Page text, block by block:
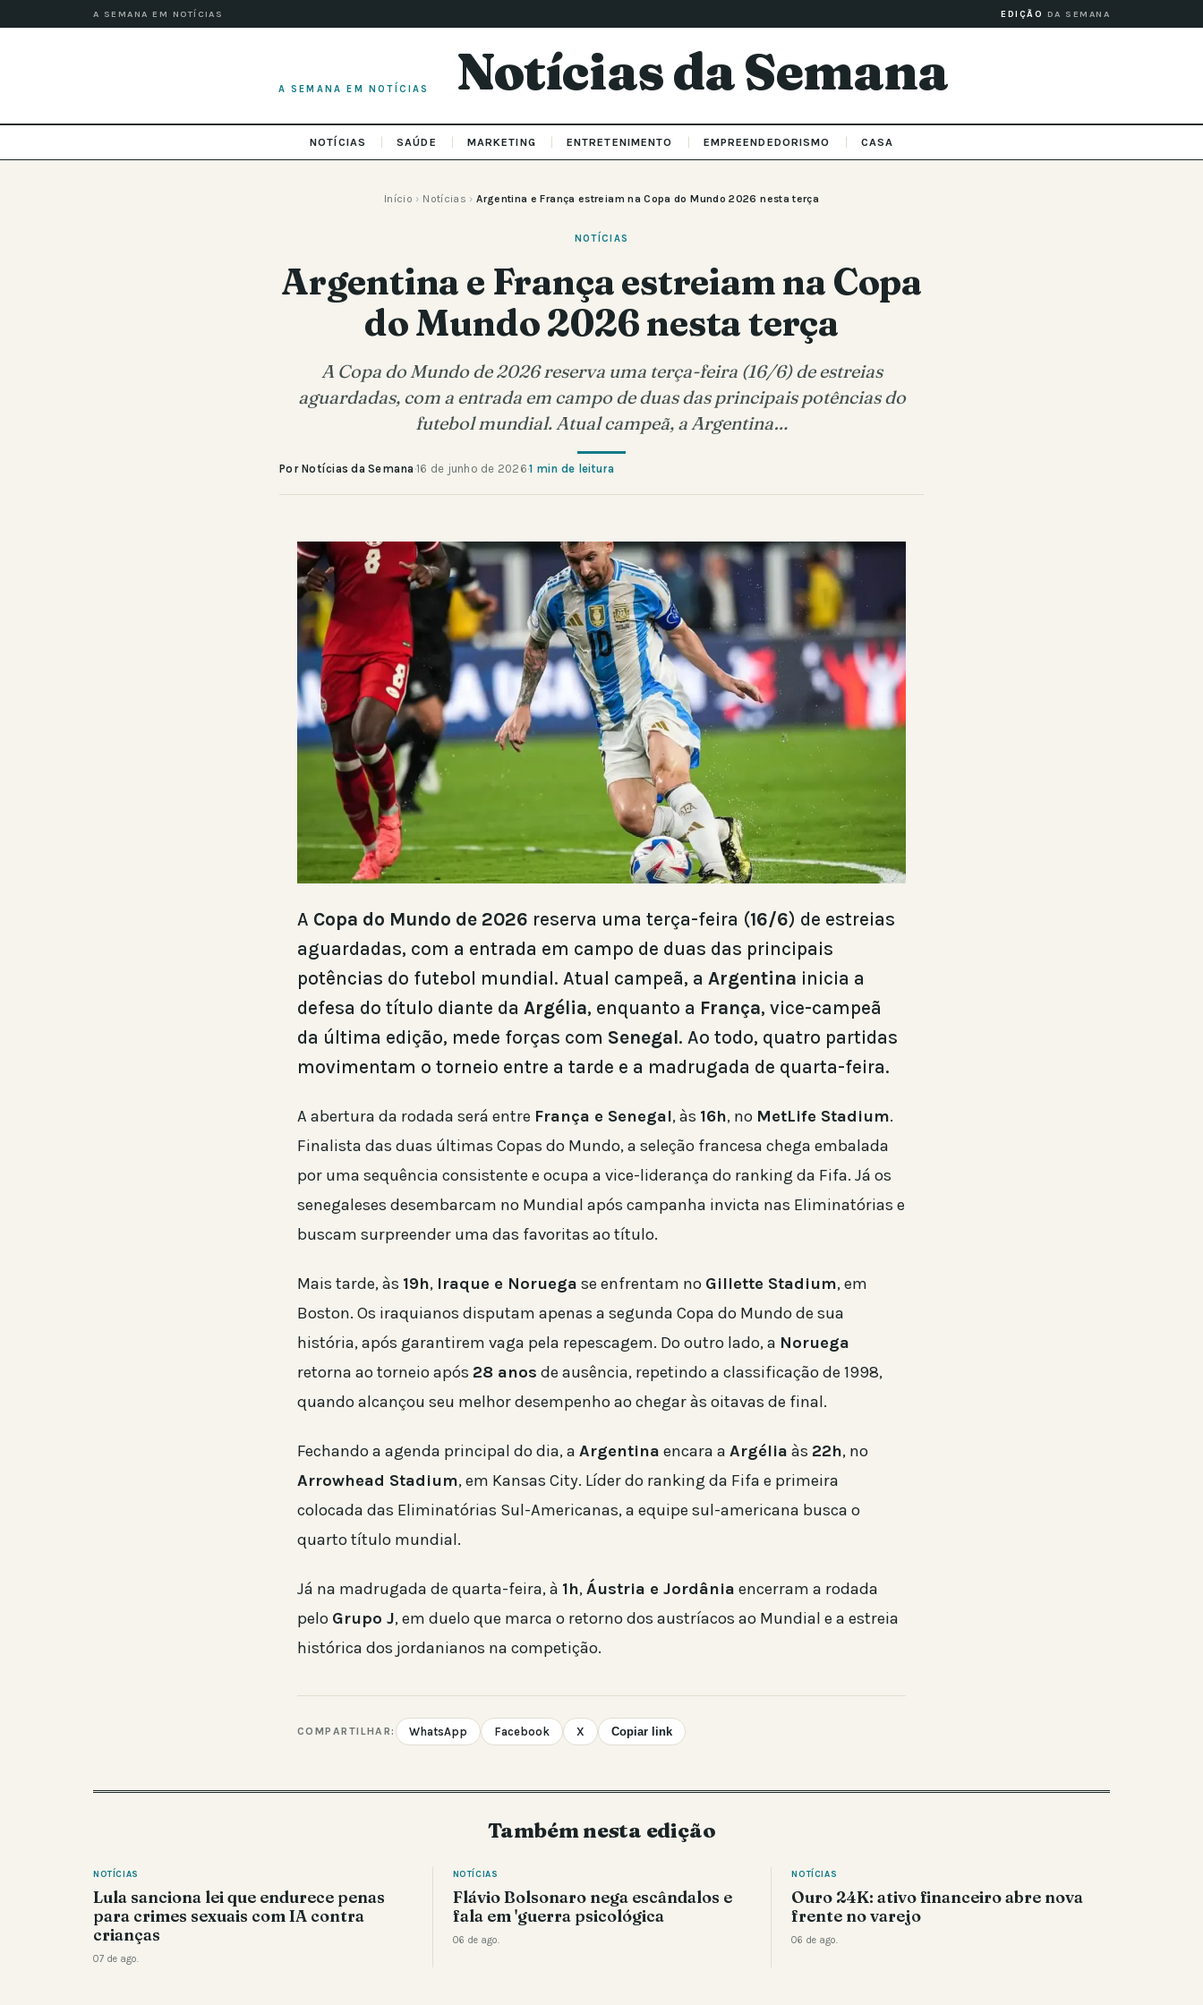
A SEMANA EM NOTÍCIAS EDIÇÃO DA SEMANA
A SEMANA EM NOTÍCIAS Notícias da Semana
NOTÍCIAS SAÚDE MARKETING ENTRETENIMENTO EMPREENDEDORISMO CASA
Início › Notícias › Argentina e França estreiam na Copa do Mundo 2026 nesta terça
NOTÍCIAS
Argentina e França estreiam na Copa
do Mundo 2026 nesta terça
A Copa do Mundo de 2026 reserva uma terça-feira (16/6) de estreias
aguardadas, com a entrada em campo de duas das principais potências do
futebol mundial. Atual campeã, a Argentina…
Por Notícias da Semana ·16 de junho de 2026·1 min de leitura
A Copa do Mundo de 2026 reserva uma terça-feira (16/6) de estreias
aguardadas, com a entrada em campo de duas das principais
potências do futebol mundial. Atual campeã, a Argentina inicia a
defesa do título diante da Argélia, enquanto a França, vice-campeã
da última edição, mede forças com Senegal. Ao todo, quatro partidas
movimentam o torneio entre a tarde e a madrugada de quarta-feira.
A abertura da rodada será entre França e Senegal, às 16h, no MetLife Stadium.
Finalista das duas últimas Copas do Mundo, a seleção francesa chega embalada
por uma sequência consistente e ocupa a vice-liderança do ranking da Fifa. Já os
senegaleses desembarcam no Mundial após campanha invicta nas Eliminatórias e
buscam surpreender uma das favoritas ao título.
Mais tarde, às 19h, Iraque e Noruega se enfrentam no Gillette Stadium, em
Boston. Os iraquianos disputam apenas a segunda Copa do Mundo de sua
história, após garantirem vaga pela repescagem. Do outro lado, a Noruega
retorna ao torneio após 28 anos de ausência, repetindo a classificação de 1998,
quando alcançou seu melhor desempenho ao chegar às oitavas de final.
Fechando a agenda principal do dia, a Argentina encara a Argélia às 22h, no
Arrowhead Stadium, em Kansas City. Líder do ranking da Fifa e primeira
colocada das Eliminatórias Sul-Americanas, a equipe sul-americana busca o
quarto título mundial.
Já na madrugada de quarta-feira, à 1h,Áustria e Jordânia encerram a rodada
pelo Grupo J, em duelo que marca o retorno dos austríacos ao Mundial e a estreia
histórica dos jordanianos na competição.
COMPARTILHAR: WhatsApp Facebook X Copiar link
Também nesta edição
NOTÍCIAS
Lula sanciona lei que endurece penas
para crimes sexuais com IA contra
crianças
07 de ago.
NOTÍCIAS
Flávio Bolsonaro nega escândalos e
fala em 'guerra psicológica
06 de ago.
NOTÍCIAS
Ouro 24K: ativo financeiro abre nova
frente no varejo
06 de ago.